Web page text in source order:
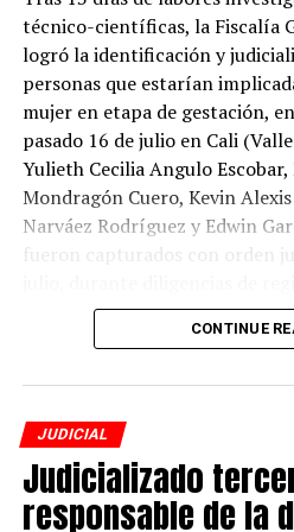
reservado de la información
El procesado no aceptó los
judicial, le fue impuesta
privativa de la libertad en
técnico-científicas, la Fiscalía
logró la identificación y
personas que estarían
mujer en etapa de gestación,
pasado 16 de julio en Cali
Yulieth Cecilia Angulo
Mondragón Cuero, Kevin
Narváez Rodríguez y Edwin
fueron capturados con orden
Valle del Cauca.
que se encontraba en estado
activó el Mecanismo de
Alerta Rosa por el delito de
Posteriormente, el 20 de julio,
CONTINUE
JUDICIAL
Judicializado
responsable de la